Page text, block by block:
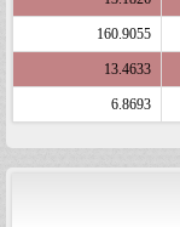
160.9055
13.4633
6.8693